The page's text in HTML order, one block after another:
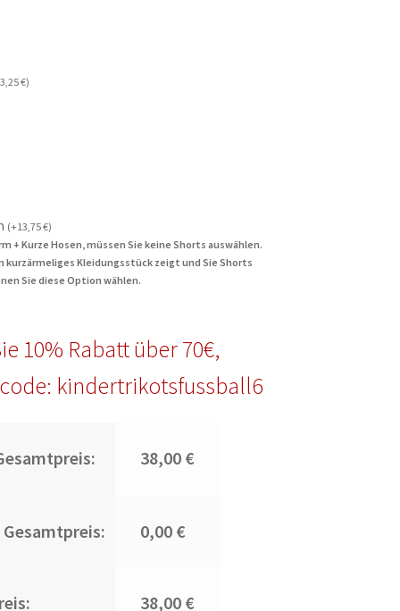
3,25€)
(+13,75€)
+ Kurze Hosen, müssen Sie keine Shorts auswählen.
kurzärmeliges Kleidungsstück zeigt und Sie Shorts
Sie diese Option wählen.
10% Rabatt über 70€,
kindertrikotsfussball6
38,00 €
0,00 €
38,00 €